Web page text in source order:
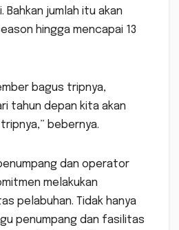
Bahkan jumlah itu akan
hingga mencapai 13
bagus tripnya,
tahun depan kita akan
bebernya.
dan operator
melakukan
pelabuhan. Tidak hanya
penumpang dan fasilitas